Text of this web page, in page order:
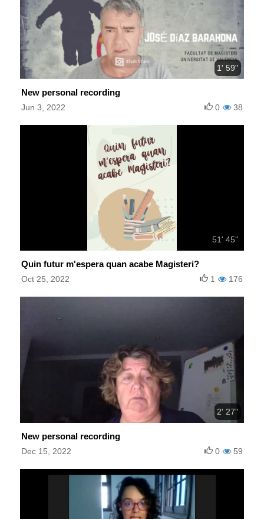
1' 59''
New personal recording
Jun 3, 2022 38
0
51' 45''
Quin futur m'espera quan acabe Magisteri?
Oct 25, 2022 176
1
2' 27''
New personal recording
Dec 15, 2022 59
0